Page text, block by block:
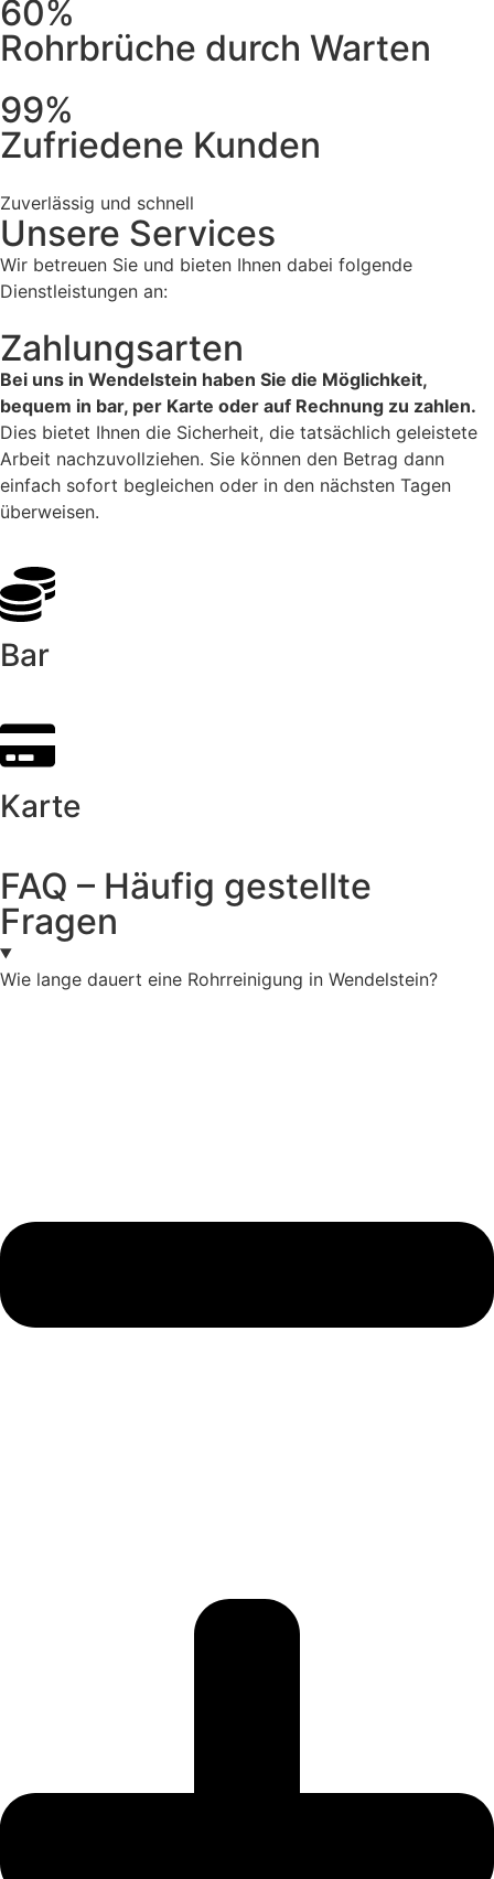
60%
Rohrbrüche durch Warten
99%
Zufriedene Kunden
Zuverlässig und schnell
Unsere Services
Wir betreuen Sie und bieten Ihnen dabei folgende
Dienstleistungen an:
Zahlungsarten
Bei uns in Wendelstein haben Sie die Möglichkeit,
bequem in bar, per Karte oder auf Rechnung zu zahlen.
Dies bietet Ihnen die Sicherheit, die tatsächlich geleistete
Arbeit nachzuvollziehen. Sie können den Betrag dann
einfach sofort begleichen oder in den nächsten Tagen
überweisen.
Bar
Karte
FAQ – Häufig gestellte
Fragen
Wie lange dauert eine Rohrreinigung in Wendelstein?